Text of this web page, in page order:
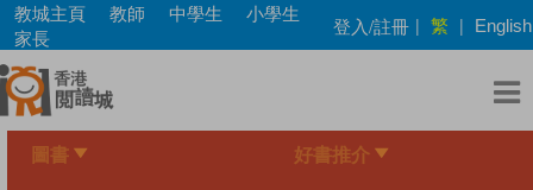
Skip
main
content
教城主頁 教師 中學生
小學生
家長
登入/註冊 | 繁 | English
圖書 好書推介